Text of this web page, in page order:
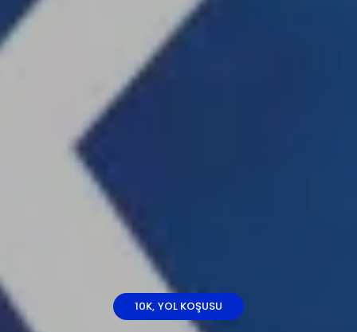
10K YOL KOŞUSU